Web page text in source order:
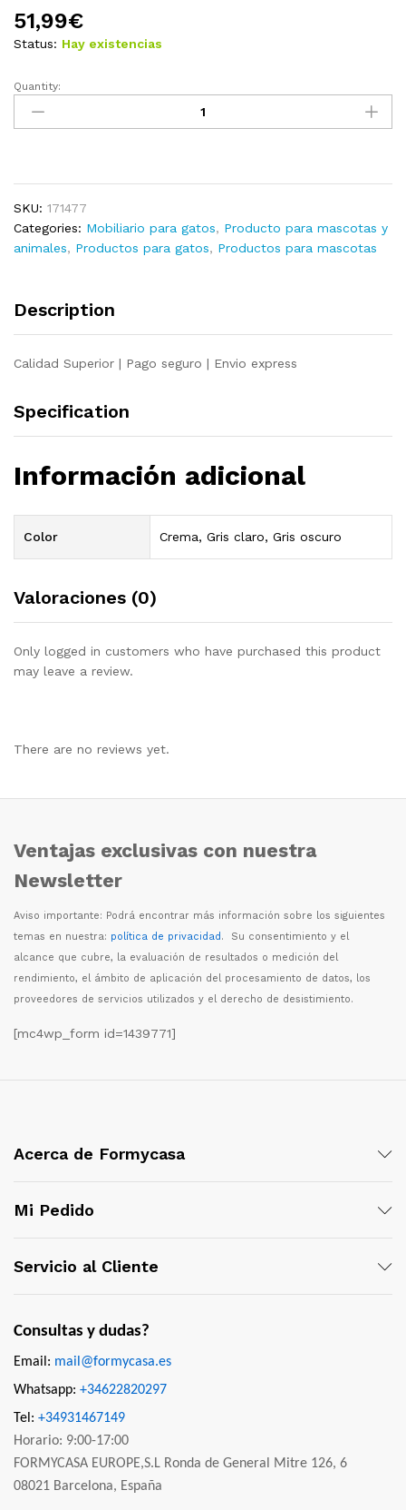
51,99€
Status: Hay existencias
Rascador
para
gatos
sisal
crema
147
Quantity:
SKU: 171477
Categories: Mobiliario para gatos, Producto para mascotas y
animales, Productos para gatos, Productos para mascotas
Description
Calidad Superior | Pago seguro | Envio express
Specification
Información adicional
Color Crema, Gris claro, Gris oscuro
Valoraciones (0)
Only logged in customers who have purchased this product
may leave a review.
There are no reviews yet.
Ventajas exclusivas con nuestra
Newsletter
Aviso importante: Podrá encontrar más información sobre los siguientes
temas en nuestra: política de privacidad. Su consentimiento y el
alcance que cubre, la evaluación de resultados o medición del
rendimiento, el ámbito de aplicación del procesamiento de datos, los
proveedores de servicios utilizados y el derecho de desistimiento.
[mc4wp_form id=1439771]
Acerca de Formycasa
Mi Pedido
Servicio al Cliente
Consultas y dudas?
Email: mail@formycasa.es
Whatsapp: +34622820297
Tel: +34931467149
Horario: 9:00-17:00
FORMYCASA EUROPE,S.L Ronda de General Mitre 126, 6
08021 Barcelona, España